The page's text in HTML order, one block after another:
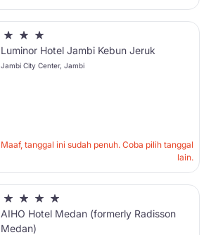
Luminor Hotel Jambi Kebun Jeruk
Jambi City Center, Jambi
Maaf, tanggal ini sudah penuh. Coba pilih tanggal
lain.
AIHO Hotel Medan (formerly Radisson
Medan)